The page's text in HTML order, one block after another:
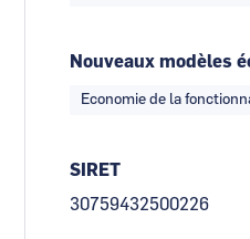
Nouveaux modèles
Economie de la
SIRET
30759432500226